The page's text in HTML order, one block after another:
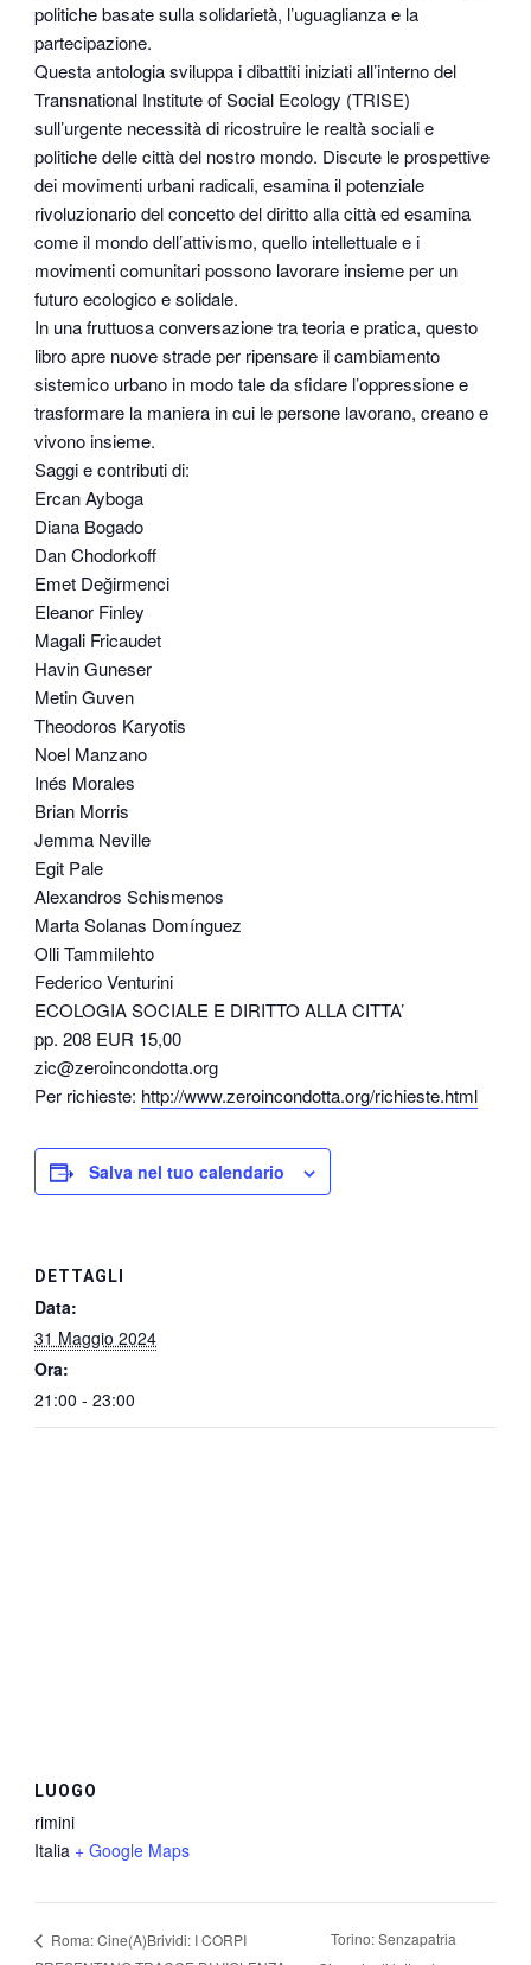
politiche basate sulla solidarietà, l’uguaglianza e la
partecipazione.
Questa antologia sviluppa i dibattiti iniziati all’interno del
Transnational Institute of Social Ecology (TRISE)
sull’urgente necessità di ricostruire le realtà sociali e
politiche delle città del nostro mondo. Discute le prospettive
dei movimenti urbani radicali, esamina il potenziale
rivoluzionario del concetto del diritto alla città ed esamina
come il mondo dell’attivismo, quello intellettuale e i
movimenti comunitari possono lavorare insieme per un
futuro ecologico e solidale.
In una fruttuosa conversazione tra teoria e pratica, questo
libro apre nuove strade per ripensare il cambiamento
sistemico urbano in modo tale da sfidare l’oppressione e
trasformare la maniera in cui le persone lavorano, creano e
vivono insieme.
Saggi e contributi di:
Ercan Ayboga
Diana Bogado
Dan Chodorkoff
Emet Değirmenci
Eleanor Finley
Magali Fricaudet
Havin Guneser
Metin Guven
Theodoros Karyotis
Noel Manzano
Inés Morales
Brian Morris
Jemma Neville
Egit Pale
Alexandros Schismenos
Marta Solanas Domínguez
Olli Tammilehto
Federico Venturini
ECOLOGIA SOCIALE E DIRITTO ALLA CITTA’
pp. 208 EUR 15,00
zic@zeroincondotta.org
Per richieste: http://www.zeroincondotta.org/richieste.html
Salva nel tuo calendario
DETTAGLI
Data:
31 Maggio 2024
Ora:
21:00 - 23:00
LUOGO
rimini
Italia + Google Maps
Roma: Cine(A)Brividi: I CORPI
Torino: Senzapatria